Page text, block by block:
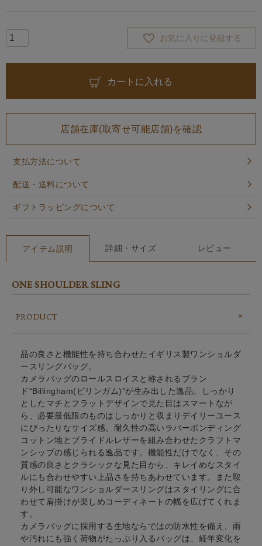
お気に入りに登録する
カートに入れる
店舗在庫(取寄せ可能店舗)を確認
支払方法について
配送・送料について
ギフトラッピングについて
アイテム説明 詳細・サイズ レビュー
ONE SHOULDER SLING
PRODUCT
品の良さと機能性を持ち合わせたイギリス製ワンショルダ
ースリングバッグ。
カメラバッグのロールスロイスと称されるブラン
ド“Billingham(ビリンガム)”が生み出した逸品。しっかり
としたマチとフラットデザインで見た目はスマートなが
ら、必要最低限のものはしっかりと収まりデイリーユース
にぴったりなサイズ感。耐久性の高いラバーボンディング
コットン地とブライドルレザーを組み合わせたクラフトマ
ンシップの感じられる逸品です。機能性だけでなく、その
質感の良さとクラシックな見た目から、キレイめなスタイ
ルにも合わせやすい上品さを持ちあわせています。また取
り外し可能なワンショルダースリングはスタイリングに合
わせて肩掛けが楽しめコーディネートの幅を広げてくれま
す。
カメラバッグに採用する生地ならではの防水性を備え、雨
や汚れにも強く荷物がたっぷり入るバッグは、経年変化を